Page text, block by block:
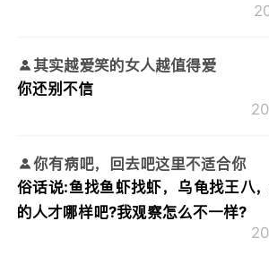
其实越爱笑的女人越值得爱
你还别不信
你有病吧，回去吧这里不适合你
俗话说:鱼找鱼虾找虾，乌龟找王八
的人才哪样吧?我观察怎么不一样?